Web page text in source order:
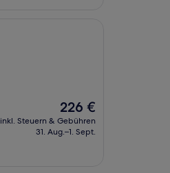
Der
Preis
beträgt
226 €
inkl. Steuern & Gebühren
31. Aug.–1. Sept.